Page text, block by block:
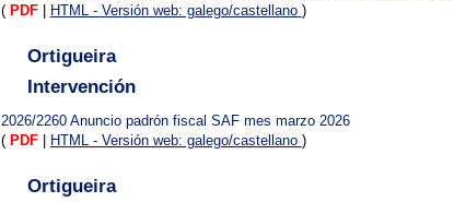
( PDF HTML - Versión web: galego/castellano )
Ortigueira
Intervención
2026/2260 Anuncio padrón fiscal SAF mes marzo 2026
( PDF HTML - Versión web: galego/castellano )
Ortigueira